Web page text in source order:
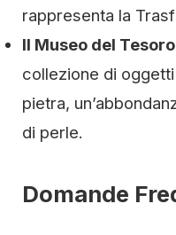
rappresenta la
Il Museo del
collezione di
pietra,
di perle.
Domande